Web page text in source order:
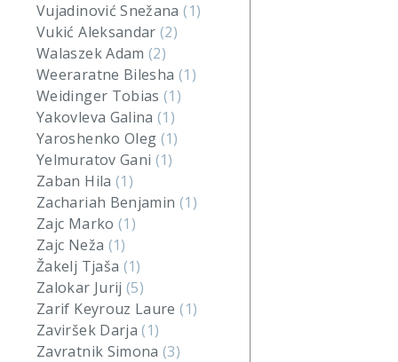
Vujadinović Snežana(1)
Vukić Aleksandar(2)
Walaszek Adam(2)
Weeraratne Bilesha (1)
Weidinger Tobias(1)
Yakovleva Galina(1)
Yaroshenko Oleg (1)
Yelmuratov Gani (1)
Zaban Hila (1)
Zachariah Benjamin (1)
Zajc Marko (1)
Zajc Neža (1)
Žakelj Tjaša (1)
Zalokar Jurij(5)
Zarif Keyrouz Laure(1)
Zaviršek Darja(1)
Zavratnik Simona(3)